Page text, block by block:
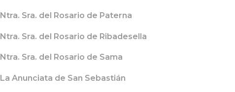
Ntra. Sra. del Rosario de Paterna
Ntra. Sra. del Rosario de Ribadesella
Ntra. Sra. del Rosario de Sama
La Anunciata de San Sebastián